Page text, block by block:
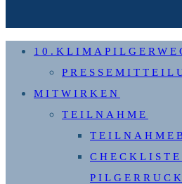
MITWIRKEN
TEILNAHME
CHECKLISTE